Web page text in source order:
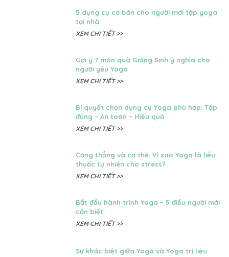
5 dụng cụ cơ bản cho người mới tập yoga
tại nhà
XEM CHI TIẾT >>
Gợi ý 7 món quà Giáng Sinh ý nghĩa cho
người yêu Yoga
XEM CHI TIẾT >>
Bí quyết chọn dụng cụ Yoga phù hợp: Tập
đúng – An toàn – Hiệu quả
XEM CHI TIẾT >>
Căng thẳng và cơ thể: Vì sao Yoga là liều
thuốc tự nhiên cho stress?
XEM CHI TIẾT >>
Bắt đầu hành trình Yoga – 5 điều người mới
cần biết.
XEM CHI TIẾT >>
Sự khác biệt giữa Yoga và Yoga trị liệu